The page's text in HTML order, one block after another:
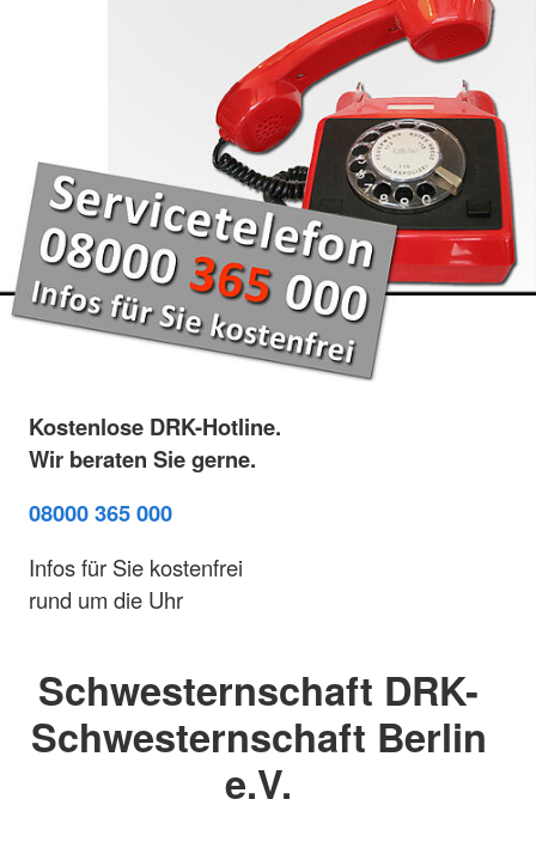
Kostenlose DRK-Hotline.
Wir beraten Sie gerne.
08000 365 000
Infos für Sie kostenfrei
rund um die Uhr
Schwesternschaft DRK-
Schwesternschaft Berlin
e.V.